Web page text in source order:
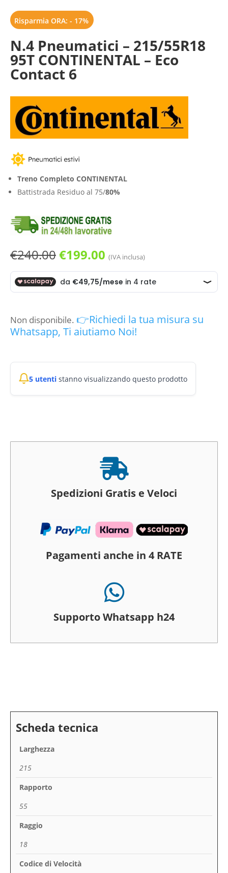
Risparmia ORA: - 17%
N.4 Pneumatici – 215/55R18
95T CONTINENTAL – Eco
Contact 6
Treno Completo CONTINENTAL
Battistrada Residuo al 75/80%
€240.00Il
originale
era:
€199.00 Il
prezzo
attuale
è:
(IVA inclusa)
Non disponibile. 👉Richiedi la tua misura su
Whatsapp, Ti aiutiamo Noi!
5 utenti stanno visualizzando questo prodotto

Spedizioni Gratis e Veloci
Pagamenti anche in 4 RATE

Supporto Whatsapp h24
Larghezza
215
Rapporto
55
Raggio
18
Codice di Velocità